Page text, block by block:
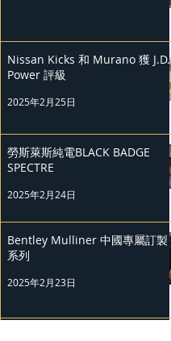
Nissan Kicks 和 Murano 獲 J.D.
Power 評級
2025年2月25日
勞斯萊斯純電BLACK BADGE
SPECTRE
2025年2月24日
Bentley Mulliner 中國專屬訂製
系列
2025年2月23日